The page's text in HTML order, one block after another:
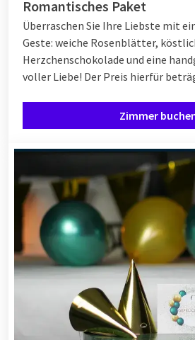
Romantisches Paket
Überraschen Sie Ihre Liebste mit
Geste: weiche Rosenblätter,
Herzchenschokolade und eine
voller Liebe! Der Preis hierfür
Zimmer